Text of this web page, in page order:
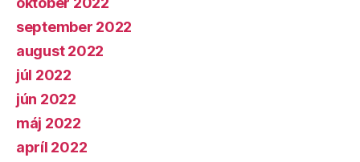
september 2022
august 2022
júl 2022
jún 2022
máj 2022
apríl 2022